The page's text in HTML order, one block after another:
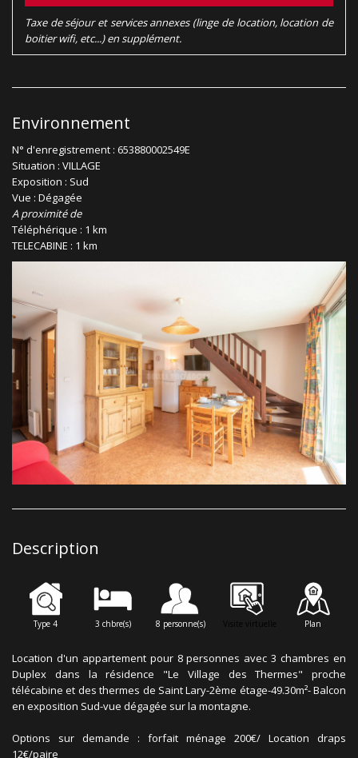
Taxe de séjour et services annexes (linge de location, location de
boitier wifi, etc...) en supplément.
Environnement
N° d'enregistrement : 653880002549E
Situation : VILLAGE
Exposition : Sud
Vue : Dégagée
A proximité de
Téléphérique : 1 km
TELECABINE : 1 km
Description
Type 4 3 chbre(s) 8 personne(s) Visite virtuelle Plan
Location d'un appartement pour 8 personnes avec 3 chambres en
Duplex dans la résidence "Le Village des Thermes" proche
télécabine et des thermes de Saint Lary-2ème étage-49.30m²- Balcon
en exposition Sud-vue dégagée sur la montagne.
Options sur demande : forfait ménage 200€/ Location draps
12€/paire